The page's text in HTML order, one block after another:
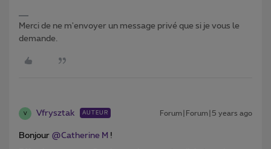
Merci de ne m'envoyer un message privé que si je vous le
demande.
V Vfrysztak AUTEUR Forum|Forum|5 years ago
Bonjour @Catherine M !